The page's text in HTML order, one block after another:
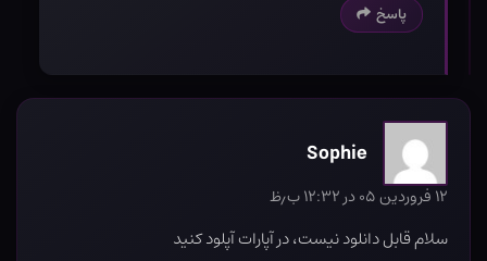
پاسخ
Sophie
۱۲ فروردین ۰۵ در ۱۲:۳۲ ب٫ظ
سلام قابل دانلود نیست، در آپارات آپلود کنید